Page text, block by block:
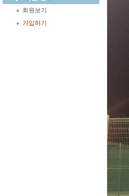
회원보기
가입하기